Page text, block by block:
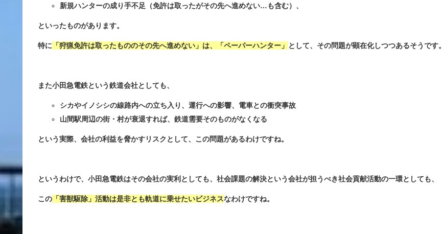
新規ハンターの成り手不足（免許は取ったがその先へ進めない…も含む）、
といったものがあります。
特に 「狩猟免許は取ったもののその先へ進めない」は、「ペーパーハンター」 として、その問題が顕在化しつつあるそうです。
また小田急電鉄という鉄道会社としても、
シカやイノシシの線路内への立ち入り、運行への影響、電車との衝突事故
山間駅周辺の街・村が衰退すれば、鉄道需要そのものがなくなる
という実際、会社の利益を脅かすリスクとして、この問題があるわけですね。
というわけで、小田急電鉄はその会社の実利としても、社会課題の解決という会社が担うべき社会貢献活動の一環としても、
この 「害獣駆除」活動は是非とも軌道に乗せたいビジネスなわけですね。